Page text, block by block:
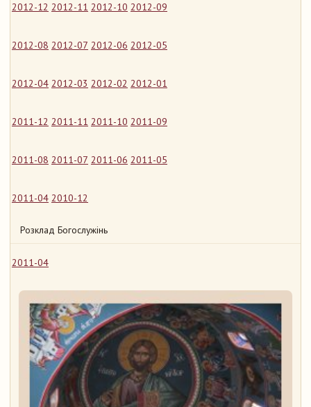
2012-12 2012-11 2012-10 2012-09
2012-08 2012-07 2012-06 2012-05
2012-04 2012-03 2012-02 2012-01
2011-12 2011-11 2011-10 2011-09
2011-08 2011-07 2011-06 2011-05
2011-04 2010-12
Розклад Богослужінь
2011-04